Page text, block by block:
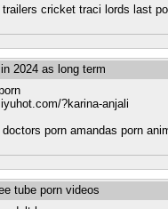
cricket traci lords last
2024 as long term
?karina-anjali
porn amandas porn
tube porn videos